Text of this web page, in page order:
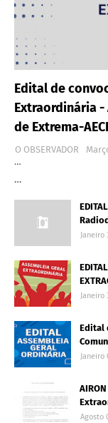
Edital de
Extraordinária -
de Extrema-
O OBSERVADOR
…
…
Janeiro
Janeiro
Edital
Janeiro
Agosto